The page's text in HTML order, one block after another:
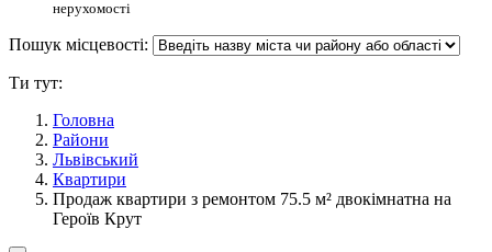
нерухомості
Пошук місцевості:
Ти тут:
Головна
Райони
Львівський
Квартири
Продаж квартири з ремонтом 75.5 м² двокімнатна на
Героїв Крут